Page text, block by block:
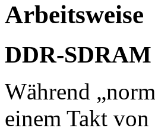
Arbeitsweise
DDR-SDRAM
Während
einem Takt